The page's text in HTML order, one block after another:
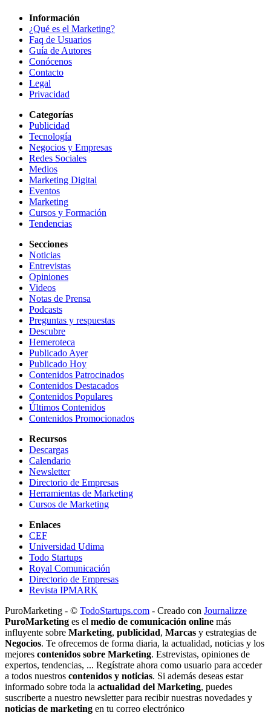
Información
¿Qué es el Marketing?
Faq de Usuarios
Guía de Autores
Conócenos
Contacto
Legal
Privacidad
Categorías
Publicidad
Tecnología
Negocios y Empresas
Redes Sociales
Medios
Marketing Digital
Eventos
Marketing
Cursos y Formación
Tendencias
Secciones
Noticias
Entrevistas
Opiniones
Videos
Notas de Prensa
Podcasts
Preguntas y respuestas
Descubre
Hemeroteca
Publicado Ayer
Publicado Hoy
Contenidos Patrocinados
Contenidos Destacados
Contenidos Populares
Últimos Contenidos
Contenidos Promocionados
Recursos
Descargas
Calendario
Newsletter
Directorio de Empresas
Herramientas de Marketing
Cursos de Marketing
Enlaces
CEF
Universidad Udima
Todo Startups
Royal Comunicación
Directorio de Empresas
Revista IPMARK
PuroMarketing - © TodoStartups.com - Creado con Journalizze
PuroMarketing es el medio de comunicación online más
influyente sobre Marketing, publicidad, Marcas y estrategias de
Negocios. Te ofrecemos de forma diaria, la actualidad, noticias y los
mejores contenidos sobre Marketing. Estrevistas, opiniones de
expertos, tendencias, ... Regístrate ahora como usuario para acceder
a todos nuestros contenidos y noticias. Si además deseas estar
informado sobre toda la actualidad del Marketing, puedes
suscriberte a nuestro newsletter para recibir nuestras novedades y
noticias de marketing en tu correo electrónico